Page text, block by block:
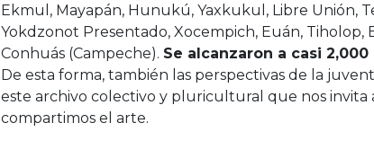
Ekmul, Mayapán, Hunukú, Yaxkukul, Libre Unión,
Yokdzonot Presentado, Xocempich, Euán,
Conhuás (Campeche). Se alcanzaron a casi
De esta forma, también las perspectivas de la
este archivo colectivo y pluricultural que nos invita
compartimos el arte.